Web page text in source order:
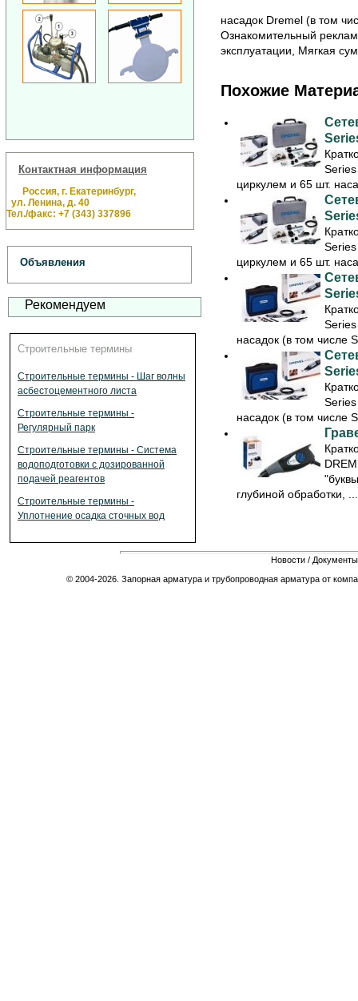
Контактная информация
Россия, г. Екатеринбург,
ул. Ленина, д. 40
Тел./факс: +7 (343) 337896
Объявления
Рекомендуем
Строительные термины
Строительные термины - Шаг волны
асбестоцементного листа
Строительные термины -
Регулярный парк
Строительные термины - Система
водоподготовки с дозированной
подачей реагентов
Строительные термины -
Уплотнение осадка сточных вод
насадок Dremel (в том
Ознакомительный
эксплуатации, Мягкая
Похожие
циркулем и 65 шт.
циркулем и 65 шт.
насадок (в том числе
насадок (в том числе
глубиной обработки, ...
Новости / Документы
© 2004-2026. Запорная арматура и трубопроводная арматура от